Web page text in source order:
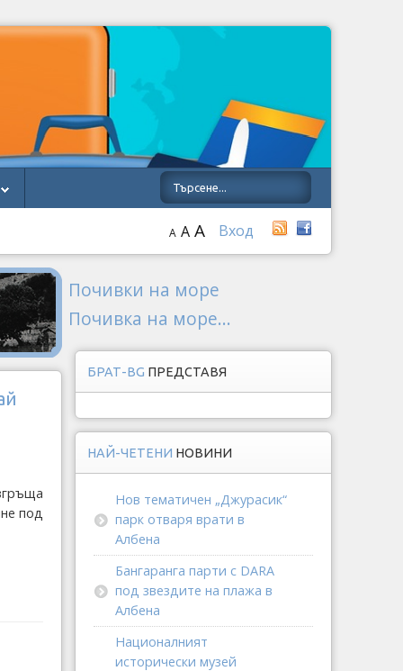
Вход
A A A
под
Почивки на море
Почивка на море...
БРАТ-BG ПРЕДСТАВЯ
НАЙ-ЧЕТЕНИ НОВИНИ
Нов тематичен „Джурасик“
парк отваря врати в
Албена
Бангаранга парти с DARA
под звездите на плажа в
Албена
Националният
исторически музей